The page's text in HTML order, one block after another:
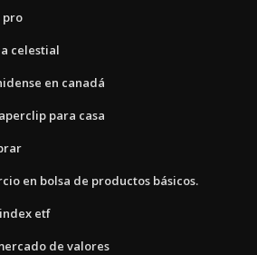
pro
celestial
en canadá
para casa
en bolsa de productos básicos.
etf
de valores